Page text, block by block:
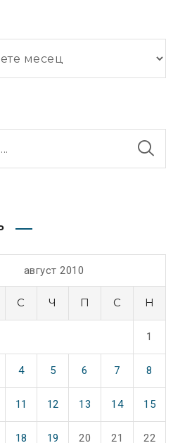
август 2010
С Ч П С Н
1
4 5 6 7 8
11 12 13 14 15
18 19 20 21 22